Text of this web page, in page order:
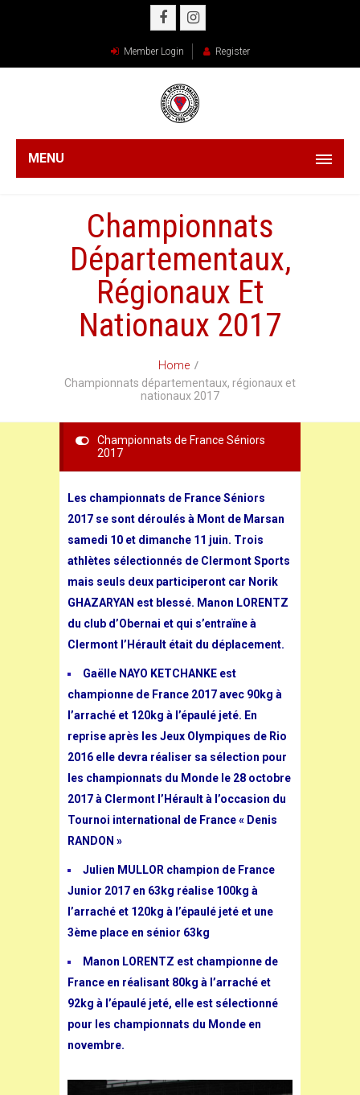
Member Login Register
MENU
Championnats
Départementaux,
Régionaux Et
Nationaux 2017
Home
Championnats départementaux, régionaux et
nationaux 2017
Championnats de France Séniors
2017
Les championnats de France Séniors
2017 se sont déroulés à Mont de Marsan
samedi 10 et dimanche 11 juin. Trois
athlètes sélectionnés de Clermont Sports
mais seuls deux participeront car Norik
GHAZARYAN est blessé. Manon LORENTZ
du club d’Obernai et qui s’entraïne à
Clermont l’Hérault était du déplacement.
Gaëlle NAYO KETCHANKE est
championne de France 2017 avec 90kg à
l’arraché et 120kg à l’épaulé jeté. En
reprise après les Jeux Olympiques de Rio
2016 elle devra réaliser sa sélection pour
les championnats du Monde le 28 octobre
2017 à Clermont l’Hérault à l’occasion du
Tournoi international de France « Denis
RANDON »
Julien MULLOR champion de France
Junior 2017 en 63kg réalise 100kg à
l’arraché et 120kg à l’épaulé jeté et une
3ème place en sénior 63kg
Manon LORENTZ est championne de
France en réalisant 80kg à l’arraché et
92kg à l’épaulé jeté, elle est sélectionné
pour les championnats du Monde en
novembre.